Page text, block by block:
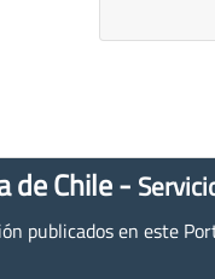
de Chile -
publicados en este